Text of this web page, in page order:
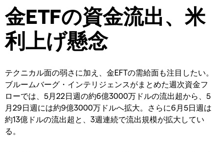
金ETFの資金流出、米
利上げ懸念
テクニカル面の弱さに加え、金EFTの需給面も注目したい。
ブルームバーグ・インテリジェンスがまとめた週次資金フ
ローでは、5月22日週の約6億3000万ドルの流出超から、5
月29日週には約9億3000万ドルへ拡大。さらに6月5日週は
約13億ドルの流出超と、3週連続で流出規模が拡大してい
る。